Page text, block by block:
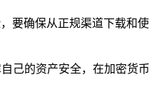
要确保从正规渠道下载和使
己的资产安全，在加密货币